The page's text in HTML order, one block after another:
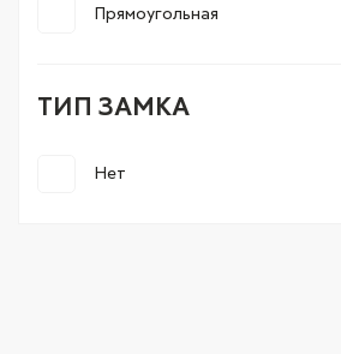
Прямоугольная
ТИП ЗАМКА
Нет